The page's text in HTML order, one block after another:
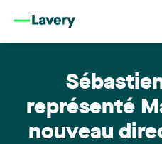
représenté
nouveau